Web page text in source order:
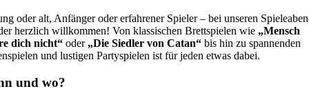
oder alt, Anfänger oder erfahrener Spieler – bei unseren
herzlich willkommen! Von klassischen Brettspielen wie „Mensch
dich nicht“ oder „Die Siedler von Catan“ bis hin zu spannenden
und lustigen Partyspielen ist für jeden etwas dabei.
und wo?